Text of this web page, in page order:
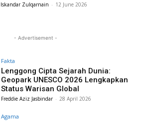
Iskandar Zulqarnain - 12 June 2026
- Advertisement -
Fakta
Lenggong Cipta Sejarah Dunia:
Geopark UNESCO 2026 Lengkapkan
Status Warisan Global
Freddie Aziz Jasbindar - 28 April 2026
Agama